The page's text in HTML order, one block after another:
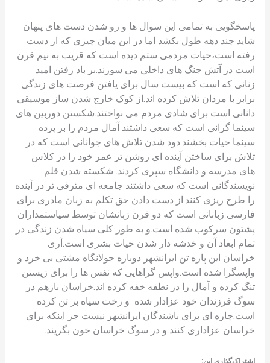
پاسخگویی به تمامی این سوال ها و رو شدن دست های پنهان
شاید چند دهه طول بکشد اما در این میان چیزی که از دست
رفته است،حیات مردمی ستم دیده است که قریب به نیم قرن
است در آتش جنگ های داخلی می سوزند.بر باد رفتن امید
زنانی که است که بیست سال برای یافتن فرصت های زندگی
برابر با مردان تلاش کرده اند.از کوک خارج شدن ساز موسیقی
دانانی است برای شادی مردم می نواختند.شکستن دوربین های
سینما گرانی است که سعی داشتند آمال مردم را بر پرده
سینما حیات بخشند.دود شدن تلاش های جوانانی است که در
تلاش برای ساختن آینده ای روشن تر عمر خود را در کلاس
های مدرسه و دانشگاه سپری کردند. شکسته شدن قلم
نویسندگانی است که سعی داشتند جامعه ای مترفی تر در آینده
را طرح ریزی کنند.از دست دادن حق تکلم به زبان مادری برای
فارسی زبانانی است که دو قرن زبانشان توسط سیاستمداران
پشتون سرکوب شده است.و به طور کلی سیاه شدن زندگی در
تمام ابعاد آن و خدشه دار شدن حیات بشری است.آری
خراسان این پاره تن ایرانشهر دوباره جولانگاه مشتی بی خرد و
واپسگرا شده است.واپس گراهایی که نفس ها را برای زیستن
تنگ کرده و آمال را در نطفه خفه کرده اند.خراسان بازهم در
سوگ‌ فرزندان خود عزادار شده و رخت سیاه بر تن کرده
است.چاره ای برای باشندگان ایرانشهر نیست جز اینکه برای
خراسان عزاداری کنند و در سوگ خراسان خون بگریند.
اشتراک‌گذاری این: